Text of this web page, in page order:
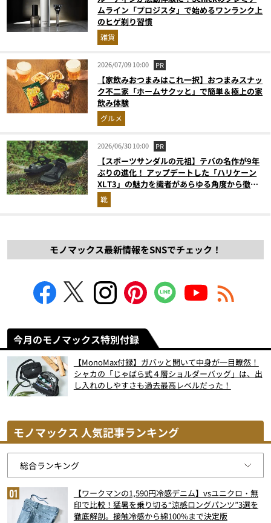
ムライン「プロジスタ」で始めるワンランク上
のヒゲ剃り習慣
雑貨
2026/07/09 10:00 PR
【家飲みおつまみはこれ一択】おつまみスナッ
ク不二家「ホームサクッと」で簡単＆極上の家
飲み体験
グルメ
2026/06/30 10:00 PR
【スポーツサンダルの元祖】テバの名作が9年
ぶりの進化！ アップデートした「ハリケーン
XLT3」の魅力を識者があらゆる角度から徹底
解説！
靴
モノマックス最新情報をSNSでチェック！
今月のモノマックス特別付録
【MonoMax付録】ガバッと開いて中身が一目瞭然！
シャカの「じゃばら式４層ショルダーバッグ」は、出
し入れのしやすさも過去最高レベルだった！
モノマックス 人気記事ランキング
【ワークマンの1,590円冷感デニム】vsユニクロ・無
印で比較！猛暑を乗り切る“涼感ロングパンツ”3選を
徹底解剖。接触冷感から綿100%まで決定版